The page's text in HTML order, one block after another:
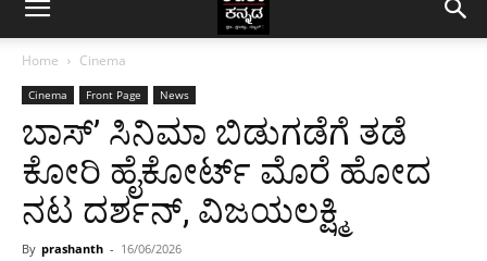
Home Cinema
Cinema Front Page News
ಬಾಸ್’ ಸಿನಿಮಾ ಬಿಡುಗಡೆಗೆ ತಡೆ
ಕೋರಿ ಹೈಕೋರ್ಟ್ ಮೊರೆ ಹೋದ
ನಟ ದರ್ಶನ್, ವಿಜಯಲಕ್ಷ್ಮಿ
By prashanth - 16/06/2026